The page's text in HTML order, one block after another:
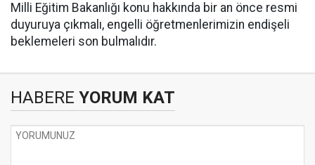
Milli Eğitim Bakanlığı konu hakkında bir an önce resmi
duyuruya çıkmalı, engelli öğretmenlerimizin endişeli
beklemeleri son bulmalıdır.
HABERE YORUM KAT